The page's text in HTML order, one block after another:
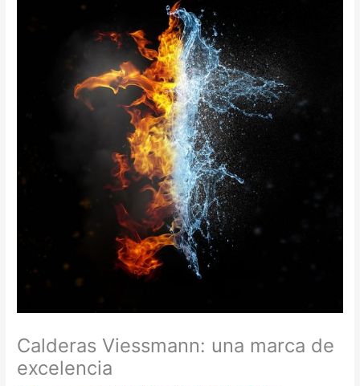
Calderas Viessmann: una marca de
excelencia